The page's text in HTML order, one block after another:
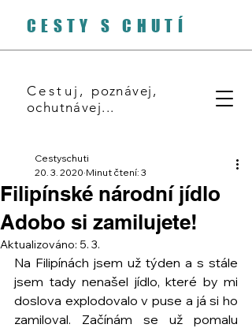
CESTY S CHUTÍ
Cestuj, poznávej,
ochutnávej...
Filipínské národní jídlo
Adobo si zamilujete!
Cestyschuti
20. 3. 2020 Minut čtení: 3
Aktualizováno: 5. 3.
Na Filipínách jsem už týden a s stále
jsem tady nenašel jídlo, které by mi
doslova explodovalo v puse a já si ho
zamiloval. Začínám se už pomalu